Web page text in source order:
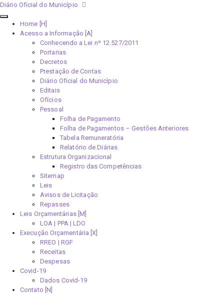
Diário Oficial do Município
Home [H]
Acesso a Informação [A]
Conhecendo a Lei nº 12.527/2011
Portarias
Decretos
Prestação de Contas
Diário Oficial do Município
Editais
Ofícios
Pessoal
Folha de Pagamento
Folha de Pagamentos – Gestões Anteriores
Tabela Remuneratória
Relatório de Diárias
Estrutura Organizacional
Registro das Competências
Sitemap
Leis
Avisos de Licitação
Repasses
Leis Orçamentárias [M]
LOA | PPA | LDO
Execução Orçamentária [X]
RREO | RGF
Receitas
Despesas
Covid-19
Dados Covid-19
Contato [N]